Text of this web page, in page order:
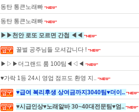
동탄 통큰노래빠
동탄 통큰노래빠
▶▶천안 로또 모르면 간첩 ◀◀
꿀벌 공주님들 모셔갑니다 !
▶▷▶더그랜드 룸 100팀◀◁◀
♥가락 1등 24시 영업 점프도 환영 지..
♥급여 복리후생 상여금까지3040팀♥더이..
♥시급인상♥노래알바 30~40대전문팀♥엄..